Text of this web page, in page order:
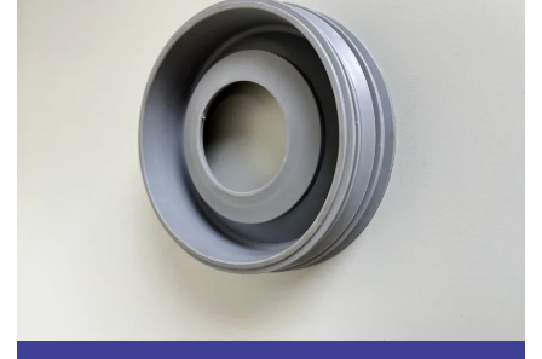
Fabricação de artefatos de borracha sob medida
Fabricação de peças de borracha
Fabricação de peças em silicone
Fabricante de anel de vedação
Fabricante de borrachas automotivas
Fabricante de diafragma de borracha